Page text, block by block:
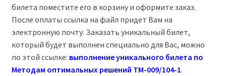
билета поместите его в корзину и оформите заказ.
После оплаты ссылка на файл придет Вам на
электронную почту. Заказать уникальный билет,
который будет выполнен специально для Вас, можно
по этой ссылке: выполнение уникального билета по
Методам оптимальных решений ТМ-009/104-1.